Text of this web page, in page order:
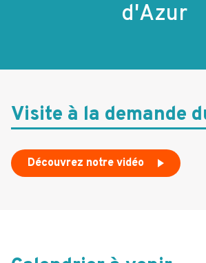
d'Azur
Visite à la demande
Découvrez notre vidéo